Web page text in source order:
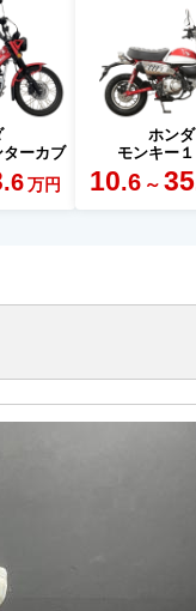
ターカブ
.6万円
ホンダ
モンキー
10.6 ～ 35